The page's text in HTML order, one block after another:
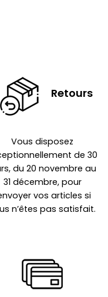
Retours
Vous disposez
de 30
du 20 novembre au
31 décembre, pour
vos articles si
n’êtes pas satisfait.